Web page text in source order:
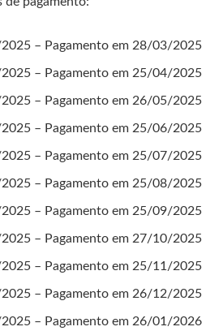
– Pagamento em 28/03/2025
– Pagamento em 25/04/2025
– Pagamento em 26/05/2025
– Pagamento em 25/06/2025
– Pagamento em 25/07/2025
– Pagamento em 25/08/2025
– Pagamento em 25/09/2025
– Pagamento em 27/10/2025
– Pagamento em 25/11/2025
– Pagamento em 26/12/2025
– Pagamento em 26/01/2026